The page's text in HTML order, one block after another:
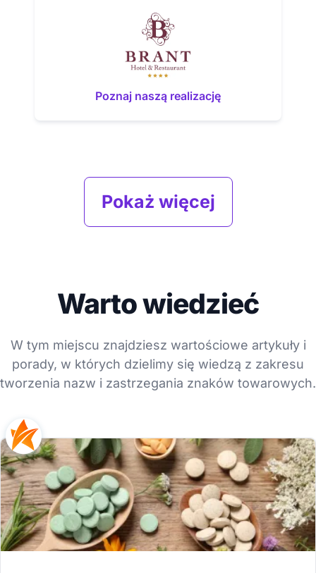
Poznaj naszą realizację
Pokaż więcej
Warto wiedzieć
W tym miejscu znajdziesz wartościowe artykuły i
porady, w których dzielimy się wiedzą z zakresu
tworzenia nazw i zastrzegania znaków towarowych.